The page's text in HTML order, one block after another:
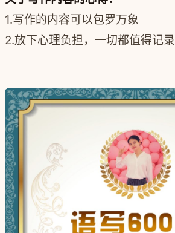
1.写作的内容可以包罗万象
2.放下心理负担，一切都值得记录